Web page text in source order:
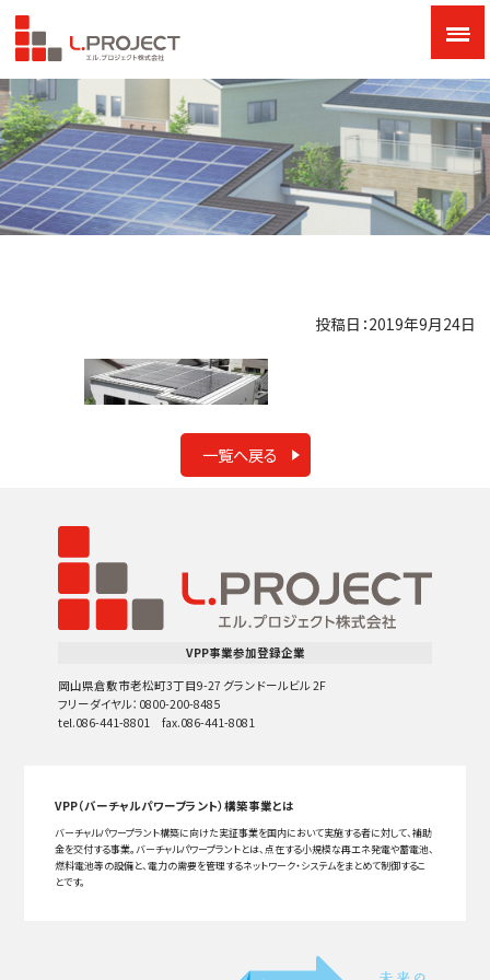
投稿日：2019年9月24日
一覧へ戻る
VPP事業参加登録企業
岡山県倉敷市老松町3丁目9-27 グランドールビル 2F
フリーダイヤル：0800-200-8485
tel.086-441-8801 fax.086-441-8081
VPP（バーチャルパワープラント）構築事業とは
バーチャルパワープラント構築に向けた実証事業を国内において実施する者に対して、補助
金を交付する事業。バーチャルパワープラントとは、点在する小規模な再エネ発電や蓄電池、
燃料電池等の設備と、電力の需要を管理するネットワーク・システムをまとめて制御するこ
とです。